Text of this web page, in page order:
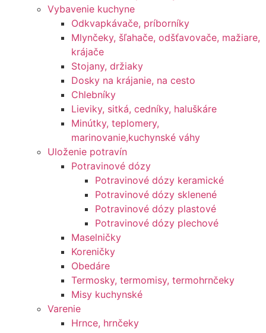
Vybavenie kuchyne
Odkvapkávače, príborníky
Mlynčeky, šľahače, odšťavovače, mažiare,
krájače
Stojany, držiaky
Dosky na krájanie, na cesto
Chlebníky
Lieviky, sitká, cedníky, haluškáre
Minútky, teplomery,
marinovanie,kuchynské váhy
Uloženie potravín
Potravinové dózy
Potravinové dózy keramické
Potravinové dózy sklenené
Potravinové dózy plastové
Potravinové dózy plechové
Maselničky
Koreničky
Obedáre
Termosky, termomisy, termohrnčeky
Misy kuchynské
Varenie
Hrnce, hrnčeky